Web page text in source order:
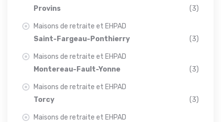
Provins
(3)
Maisons de retraite et EHPAD
Saint-Fargeau-Ponthierry
(3)
Maisons de retraite et EHPAD
Montereau-Fault-Yonne
(3)
Maisons de retraite et EHPAD
Torcy
(3)
Maisons de retraite et EHPAD